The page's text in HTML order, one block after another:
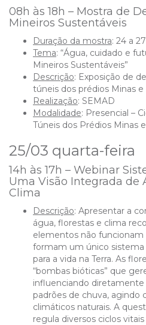
08h às 18h – Mostra de
Mineiros Sustentáveis
Duração da mostra: 24 a
Tema: “Água, cuidado e
Mineiros Sustentáveis”
Descrição: Exposição de
túneis dos prédios Minas e
Realização: SEMAD
Modalidade: Presencial –
Túneis dos Prédios Minas
25/03 quarta-feira
14h às 17h – Webinar
Uma Visão Integrada de
Clima
Descrição: Apresentar a
água, florestas e clima
elementos não funcionam
formam um único
para a vida na Terra. As
“bombas bióticas” que
influenciando
padrões de chuva, agindo
climáticos naturais. A
regula diversos ciclos